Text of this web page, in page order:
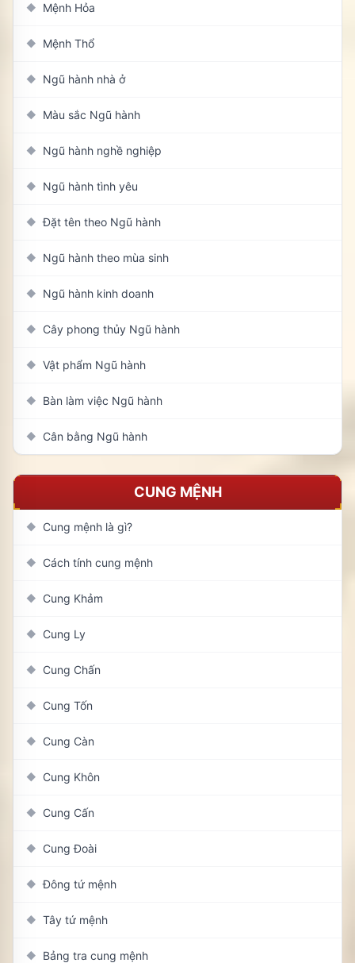
◆ Mệnh Hỏa
◆ Mệnh Thổ
◆ Ngũ hành nhà ở
◆ Màu sắc Ngũ hành
◆ Ngũ hành nghề nghiệp
◆ Ngũ hành tình yêu
◆ Đặt tên theo Ngũ hành
◆ Ngũ hành theo mùa sinh
◆ Ngũ hành kinh doanh
◆ Cây phong thủy Ngũ hành
◆ Vật phẩm Ngũ hành
◆ Bàn làm việc Ngũ hành
◆ Cân bằng Ngũ hành
CUNG MỆNH
◆ Cung mệnh là gì?
◆ Cách tính cung mệnh
◆ Cung Khảm
◆ Cung Ly
◆ Cung Chấn
◆ Cung Tốn
◆ Cung Càn
◆ Cung Khôn
◆ Cung Cấn
◆ Cung Đoài
◆ Đông tứ mệnh
◆ Tây tứ mệnh
◆ Bảng tra cung mệnh